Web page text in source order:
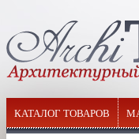
КАТАЛОГ ТОВАРОВ